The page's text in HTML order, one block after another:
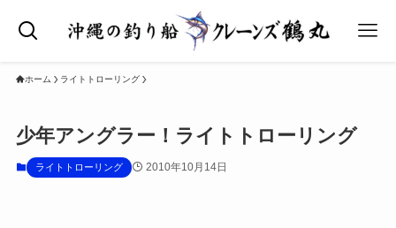
ホーム ライトトローリング
少年アングラー！ライトトローリング
ライトトローリング 2010年10月14日